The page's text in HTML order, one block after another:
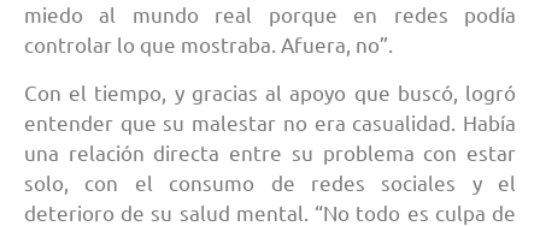
miedo al mundo real porque en redes podía
controlar lo que mostraba. Afuera, no”.
Con el tiempo, y gracias al apoyo que buscó, logró
entender que su malestar no era casualidad. Había
una relación directa entre su problema con estar
solo, con el consumo de redes sociales y el
deterioro de su salud mental. “No todo es culpa de